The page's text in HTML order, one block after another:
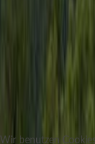
Wir benutzen